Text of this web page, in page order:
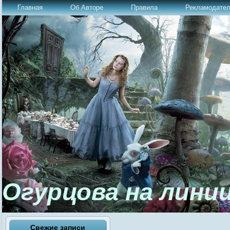
Главная Об Авторе Правила
Огурцова на
Свежие записи